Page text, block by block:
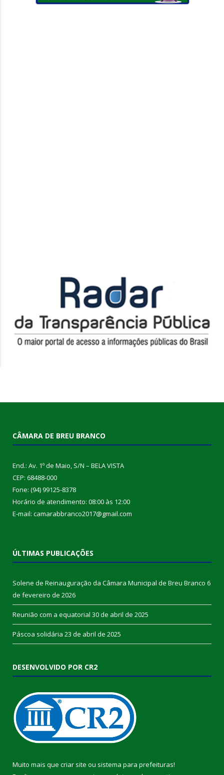
CÂMARA DE BREU BRANCO
End.: Av. 1º de Maio, S/N – BELA VISTA
CEP: 68488-000
Fone: (94) 99125-8378
Horário de atendimento: 08:00 às 12:00
E-mail: camarabbranco2017@gmail.com
ÚLTIMAS PUBLICAÇÕES
Solene de Reinauguração da Câmara Municipal de Breu Branco 6
de fevereiro de 2026
Reunião com a equatorial 30 de abril de 2025
Páscoa solidária 23 de abril de 2025
DESENVOLVIDO POR CR2
Muito mais que criar site ou sistema para prefeituras!